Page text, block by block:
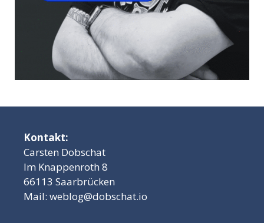
Kontakt:
Carsten Dobschat
Im Knappenroth 8
66113 Saarbrücken
Mail: weblog@dobschat.io